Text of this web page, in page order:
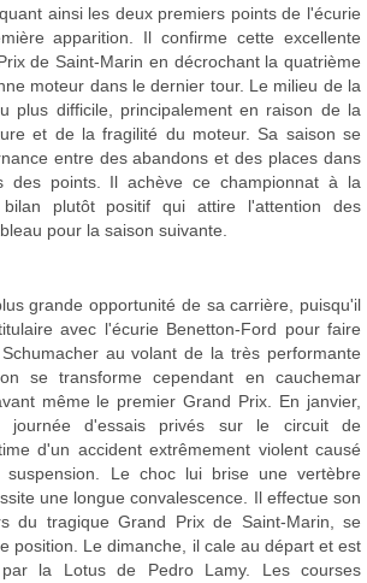
ainsi les deux premiers points de l'écurie
apparition. Il confirme cette excellente
de Saint-Marin en décrochant la quatrième
moteur dans le dernier tour. Le milieu de la
plus difficile, principalement en raison de la
et de la fragilité du moteur. Sa saison se
entre des abandons et des places dans
des points. Il achève ce championnat à la
plutôt positif qui attire l'attention des
pour la saison suivante.
grande opportunité de sa carrière, puisqu'il
avec l'écurie Benetton-Ford pour faire
au volant de la très performante
se transforme cependant en cauchemar
même le premier Grand Prix. En janvier,
d'essais privés sur le circuit de
d'un accident extrêmement violent causé
Le choc lui brise une vertèbre
une longue convalescence. Il effectue son
du tragique Grand Prix de Saint-Marin, se
position. Le dimanche, il cale au départ et est
par la Lotus de Pedro Lamy. Les courses